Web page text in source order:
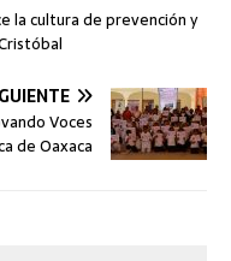
la cultura de prevención y
Voces
de Oaxaca